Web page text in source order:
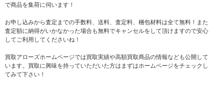
で商品を集荷に伺います！
お申し込みから査定までの手数料、送料、査定料、梱包材料は全て無料！また
査定額に納得がいかなかった場合も無料でキャンセルをして頂けますので安心
してご利用してくださいね！
買取アローズホームページでは買取実績や高額買取商品の情報なども公開して
います。買取に興味を持っていただいた方はまずはホームページをチェックし
てみて下さい！